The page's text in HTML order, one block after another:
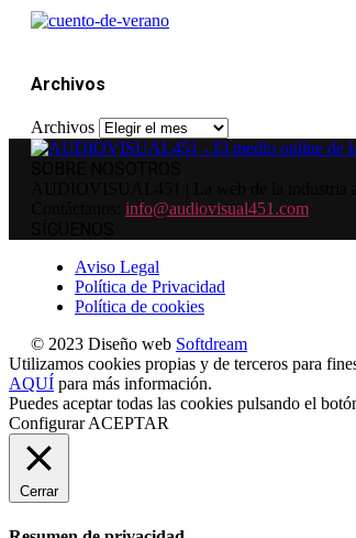
Archivos
Archivos
info@audiovisual451.com
Aviso Legal
Política de Privacidad
Política de cookies
© 2023 Diseño web Softdream
Utilizamos cookies propias y de terceros para
AQUÍ para más información.
Puedes aceptar todas las cookies pulsando el
ConfigurarACEPTAR
Cerrar